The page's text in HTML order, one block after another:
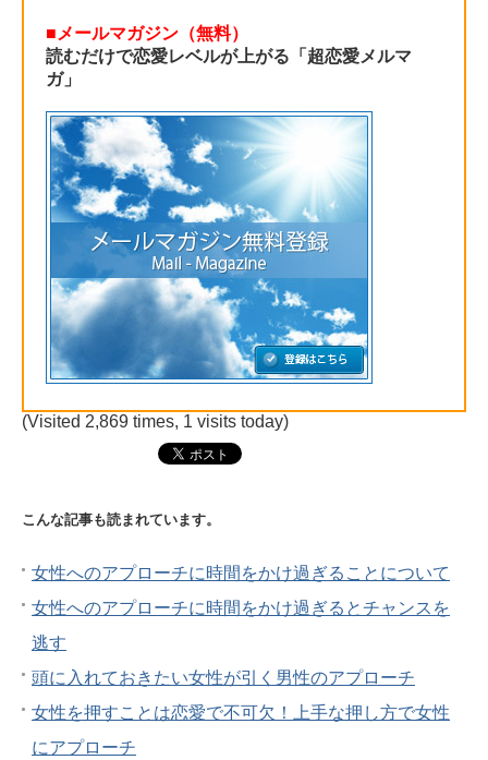
■メールマガジン（無料）
読むだけで恋愛レベルが上がる「超恋愛メルマ
ガ」
(Visited 2,869 times, 1 visits today)
こんな記事も読まれています。
女性へのアプローチに時間をかけ過ぎることについて
女性へのアプローチに時間をかけ過ぎるとチャンスを
逃す
頭に入れておきたい女性が引く男性のアプローチ
女性を押すことは恋愛で不可欠！上手な押し方で女性
にアプローチ